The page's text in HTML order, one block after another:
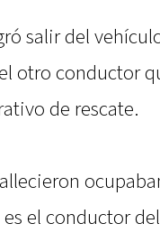
salir del
otro conductor
de rescate.
el conductor